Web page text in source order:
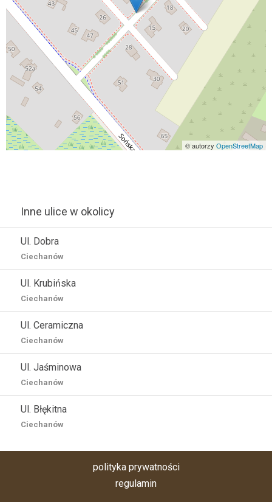
© autorzy OpenStreetMap
Inne ulice w okolicy
Ul. Dobra
Ciechanów
Ul. Krubińska
Ciechanów
Ul. Ceramiczna
Ciechanów
Ul. Jaśminowa
Ciechanów
Ul. Błękitna
Ciechanów
polityka prywatności
regulamin